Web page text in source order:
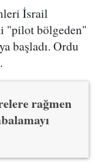
İsrail
"pilot bölgeden"
başladı. Ordu
rağmen